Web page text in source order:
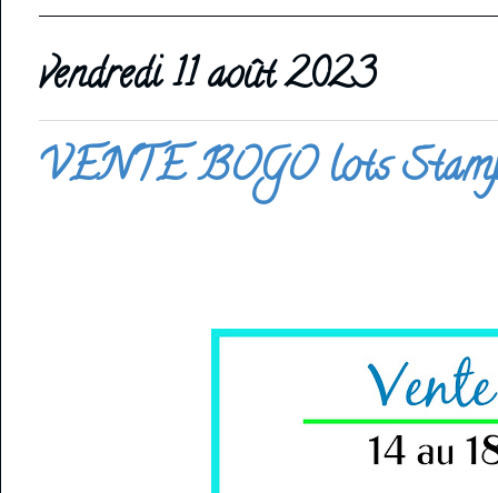
vendredi 11 août 2023
VENTE BOGO lots